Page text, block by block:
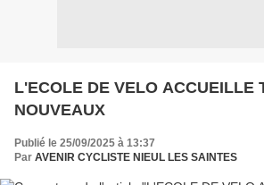
L'ECOLE DE VELO ACCUEILLE TOUJOURS DES
NOUVEAUX
Publié le 25/09/2025 à 13:37
Par AVENIR CYCLISTE NIEUL LES SAINTES